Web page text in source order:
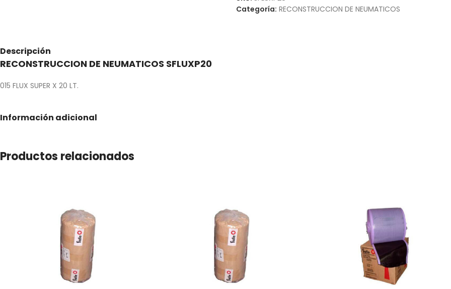
Categoría: RECONSTRUCCION DE NEUMATICOS
Descripción
RECONSTRUCCION DE NEUMATICOS SFLUXP20
015 FLUX SUPER X 20 LT.
Información adicional
Productos relacionados